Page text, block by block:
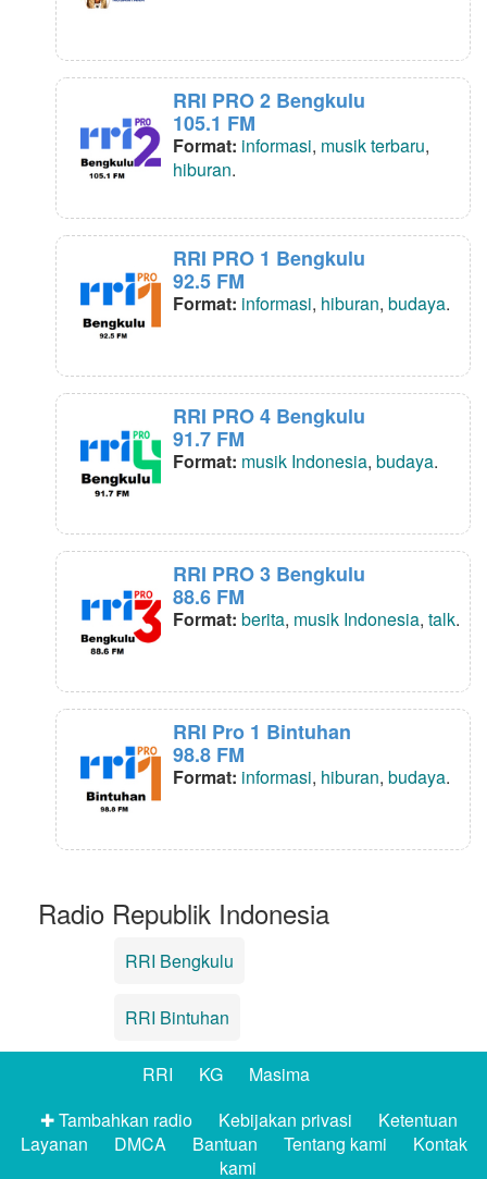
RRI PRO 2 Bengkulu
105.1 FM
Format: informasi, musik terbaru,
hiburan.
RRI PRO 1 Bengkulu
92.5 FM
Format: informasi, hiburan, budaya.
RRI PRO 4 Bengkulu
91.7 FM
Format: musik Indonesia, budaya.
RRI PRO 3 Bengkulu
88.6 FM
Format: berita, musik Indonesia, talk.
RRI Pro 1 Bintuhan
98.8 FM
Format: informasi, hiburan, budaya.
Radio Republik Indonesia
RRI Bengkulu
RRI Bintuhan
RRI KG
Masima
✚ Tambahkan radio
Kebijakan privasi
Ketentuan
Layanan
DMCA Bantuan Tentang kami
Kontak
kami